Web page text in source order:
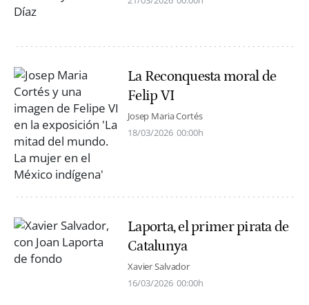
La Reconquesta moral de
Felip VI
Josep Maria Cortés
18/03/2026 00:00h
Laporta, el primer pirata de
Catalunya
Xavier Salvador
16/03/2026 00:00h